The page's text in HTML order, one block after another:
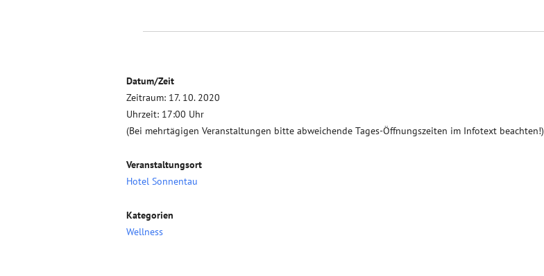
Datum/Zeit
Zeitraum: 17. 10. 2020
Uhrzeit: 17:00 Uhr
(Bei mehrtägigen Veranstaltungen bitte abweichende Tages-Öffnungszeiten im Infotext beachten!)
Veranstaltungsort
Hotel Sonnentau
Kategorien
Wellness